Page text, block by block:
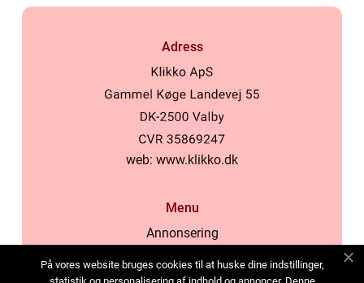
Adress
web: www.klikko.dk
Menu
Annonsering
Cookies
På vores website bruges cookies til at huske dine indstillinger,